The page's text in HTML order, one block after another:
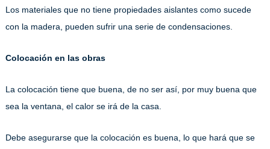
Los materiales que no tiene propiedades aislantes como sucede
con la madera, pueden sufrir una serie de condensaciones.
Colocación en las obras
La colocación tiene que buena, de no ser así, por muy buena que
sea la ventana, el calor se irá de la casa.
Debe asegurarse que la colocación es buena, lo que hará que se